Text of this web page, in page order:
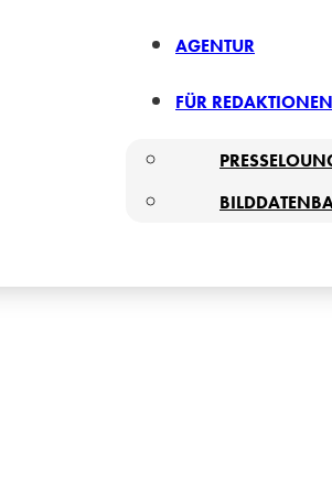
AGENTUR
FÜR REDAKTIONEN